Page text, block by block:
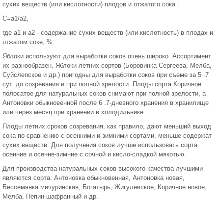
сухих веществ (или кислотности) плодов и отжатого сока :
С=а1/а2,
где а1 и а2 - содержание сухих веществ (или кислотность) в плодах и
отжатом соке, %
Яблоки используют для выработки соков очень широко. Ассортимент
их разнообразен. Яблоки летних сортов (Боровинка Сергеева, Мелба,
Суйслепское и др.) пригодны для выработки соков при съеме за 5 .7
сут. до созревания и при полной зрелости. Плоды сорта Коричное
полосатое для натуральных соков снимают при полной зрелости, а
Антоновки обыкновенной после 6 .7-дневного хранения в хранилище
или через месяц при хранении в холодильнике.
Плоды летних сроков созревания, как правило, дают меньший выход
сока по сравнению с осенними и зимними сортами, меньше содержат
сухих веществ. Для получения соков лучше использовать сорта
осенние и осенне-зимние с сочной и кисло-сладкой мякотью.
Для производства натуральных соков высокого качества лучшими
являются сорта: Антоновка обыкновенная, Антоновка новая,
Бессемянка мичуринская, Богатырь, Жигулевское, Коричное новое,
Мелба, Пепин шафранный и др.